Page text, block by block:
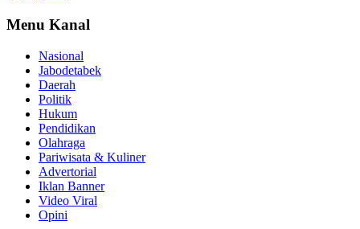
Menu Kanal
Nasional
Jabodetabek
Daerah
Politik
Hukum
Pendidikan
Olahraga
Pariwisata & Kuliner
Advertorial
Iklan Banner
Video Viral
Opini